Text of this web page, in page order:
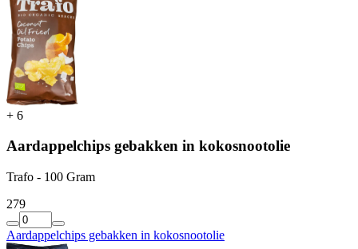
+ 6
Aardappelchips gebakken in kokosnootolie
Trafo - 100 Gram
279
Aardappelchips gebakken in kokosnootolie